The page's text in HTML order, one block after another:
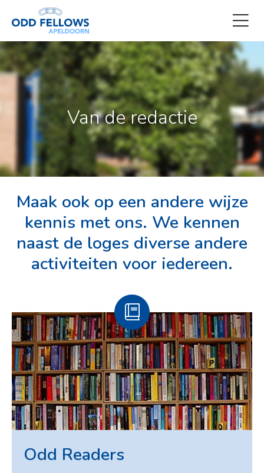
Van de redactie
Maak ook op een andere wijze
kennis met ons. We kennen
naast de loges diverse andere
activiteiten voor iedereen.
Odd Readers